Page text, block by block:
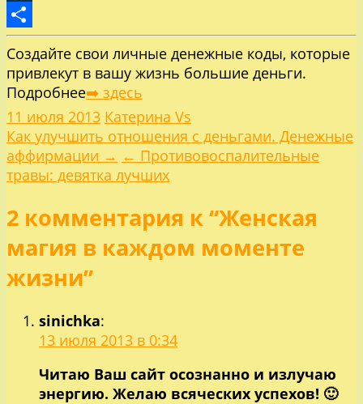
LiveJournal
Отправить
Создайте свои личные денежные коды, которые
привлекут в вашу жизнь большие деньги.
Подробнее➡️ здесь
11 июля 2013 Катерина Vs
Навигация
по
записям
Как улучшить отношения с деньгами. Денежные
аффирмации → ← Противовоспалительные
травы: девятка лучших
2 комментария к “Женская
магия в каждом моменте
жизни”
sinichka:
13 июля 2013 в 0:34
Читаю Ваш сайт осознанно и излучаю
энергию. Желаю всяческих успехов! 🙂